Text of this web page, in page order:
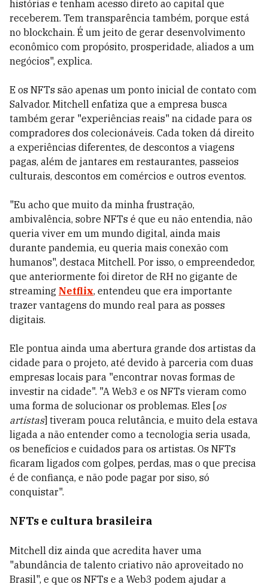
histórias e tenham acesso direto ao capital que
receberem. Tem transparência também, porque está
no blockchain. É um jeito de gerar desenvolvimento
econômico com propósito, prosperidade, aliados a um
negócios", explica.
E os NFTs são apenas um ponto inicial de contato com
Salvador. Mitchell enfatiza que a empresa busca
também gerar "experiências reais" na cidade para os
compradores dos colecionáveis. Cada token dá direito
a experiências diferentes, de descontos a viagens
pagas, além de jantares em restaurantes, passeios
culturais, descontos em comércios e outros eventos.
"Eu acho que muito da minha frustração,
ambivalência, sobre NFTs é que eu não entendia, não
queria viver em um mundo digital, ainda mais
durante pandemia, eu queria mais conexão com
humanos", destaca Mitchell. Por isso, o empreendedor,
que anteriormente foi diretor de RH no gigante de
streaming Netflix, entendeu que era importante
trazer vantagens do mundo real para as posses
digitais.
Ele pontua ainda uma abertura grande dos artistas da
cidade para o projeto, até devido à parceria com duas
empresas locais para "encontrar novas formas de
investir na cidade". "A Web3 e os NFTs vieram como
uma forma de solucionar os problemas. Eles [os
artistas] tiveram pouca relutância, e muito dela estava
ligada a não entender como a tecnologia seria usada,
os benefícios e cuidados para os artistas. Os NFTs
ficaram ligados com golpes, perdas, mas o que precisa
é de confiança, e não pode pagar por siso, só
conquistar".
NFTs e cultura brasileira
Mitchell diz ainda que acredita haver uma
"abundância de talento criativo não aproveitado no
Brasil", e que os NFTs e a Web3 podem ajudar a